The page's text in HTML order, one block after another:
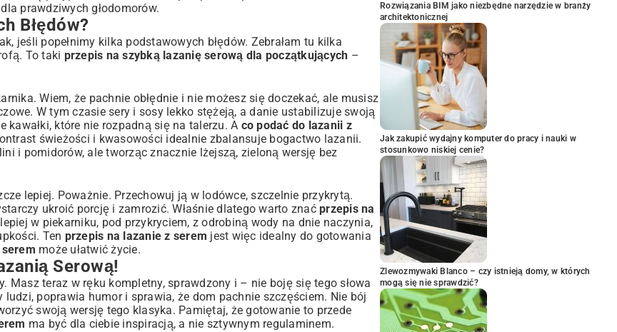
dla prawdziwych głodomorów.
Błędów?
jeśli popełnimy kilka podstawowych błędów. Zebrałam tu kilka
To taki przepis na szybką lazanię serową dla początkujących –
Wiem, że pachnie obłędnie i nie możesz się doczekać, ale musisz
W tym czasie sery i sosy lekko stężeją, a danie ustabilizuje swoją
które nie rozpadną się na talerzu. A co podać do lazanii z
świeżości i kwasowości idealnie zbalansuje bogactwo lazanii.
i pomidorów, ale tworząc znacznie lżejszą, zieloną wersję bez
lepiej. Poważnie. Przechowuj ją w lodówce, szczelnie przykrytą.
ukroić porcję i zamrozić. Właśnie dlatego warto znać przepis na
w piekarniku, pod przykryciem, z odrobiną wody na dnie naczynia,
Ten przepis na lazanie z serem jest więc idealny do gotowania
może ułatwić życie.
Serową!
teraz w ręku kompletny, sprawdzony i – nie boję się tego słowa
ludzi, poprawia humor i sprawia, że dom pachnie szczęściem. Nie bój
swoją wersję tego klasyka. Pamiętaj, że gotowanie to przede
ma być dla ciebie inspiracją, a nie sztywnym regulaminem.
Rozwiązania BIM jako niezbędne narzędzie w branży
architektonicznej
Jak zakupić wydajny komputer do pracy i nauki w
stosunkowo niskiej cenie?
Zlewozmywaki Blanco – czy istnieją domy, w których
mogą się nie sprawdzić?